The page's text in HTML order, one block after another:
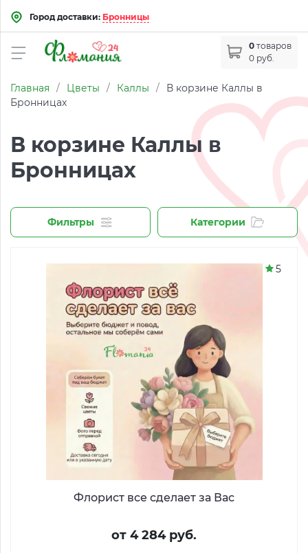
Город доставки: Бронницы
0 товаров
0 руб.
Главная / Цветы / Каллы /
В корзине Каллы в
Бронницах
В корзине Каллы в
Бронницах
Фильтры Категории
Флорист все сделает за Вас
от 4 284 руб.
5